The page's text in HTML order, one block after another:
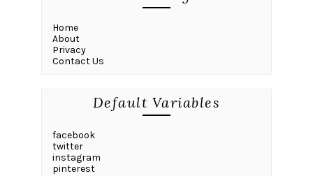
Home
About
Privacy
Contact Us
Default Variables
facebook
twitter
instagram
pinterest